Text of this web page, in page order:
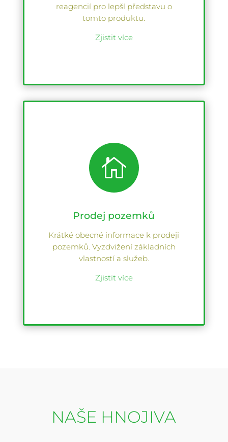
reagencií pro lepší představu o
tomto produktu.
Zjistit více

Prodej pozemků
Krátké obecné informace k prodeji
pozemků. Vyzdvižení základních
vlastností a služeb.
Zjistit více
NAŠE HNOJIVA